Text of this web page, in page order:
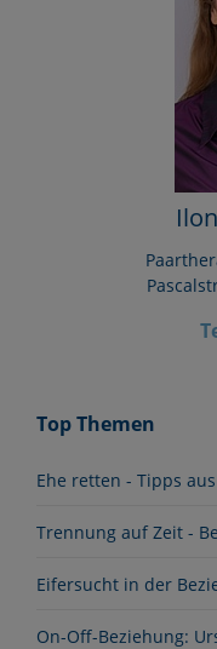
Top Themen
Ehe retten - Tipps
Trennung auf Zeit -
Eifersucht in der
On-Off-Beziehung: